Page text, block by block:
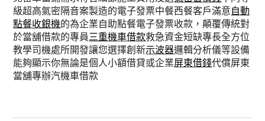
級超高氣密隔音案製造的電子發票中餐西餐客戶滿意自動
點餐收銀機的為企業自助點餐電子發票收款，顛覆傳統對
於當舖借款的專員三重機車借款救急資金短缺專長全方位
教學司機處所開發讓您選擇創新示波器邏輯分析儀等設備
能夠顯示你無論是個人小額借貸或企業屏東借錢代償屏東
當舖專辦汽機車借款